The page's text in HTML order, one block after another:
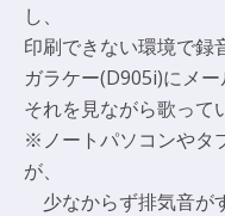
し、
印刷できない環境で録
ガラケー(D905i)にメー
それを見ながら歌って
※ノートパソコンやタ
が、
少なからず排気音が